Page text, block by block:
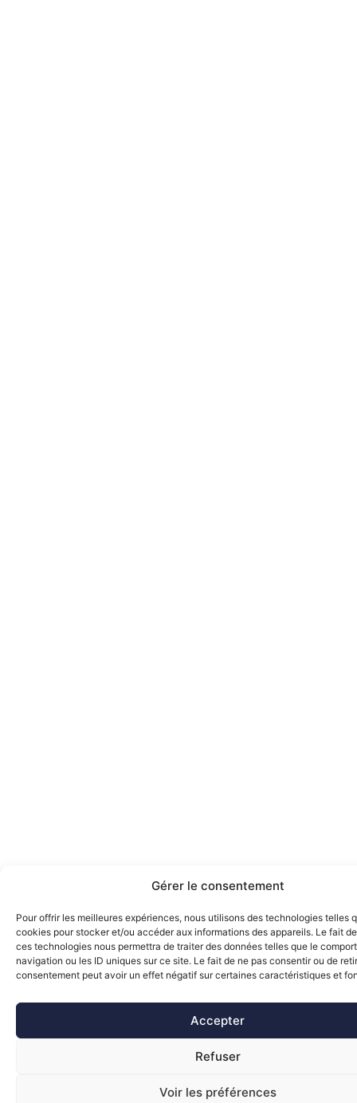
Gérer le consentement
Pour offrir les meilleures expériences, nous utilisons des technologies telles
cookies pour stocker et/ou accéder aux informations des appareils. Le fait
ces technologies nous permettra de traiter des données telles que le
navigation ou les ID uniques sur ce site. Le fait de ne pas consentir ou de
consentement peut avoir un effet négatif sur certaines caractéristiques et
Accepter
Refuser
Voir les préférences